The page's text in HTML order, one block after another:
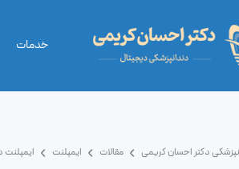
خدمات
دکتر احسان کریمی مقالات ایمپلنت